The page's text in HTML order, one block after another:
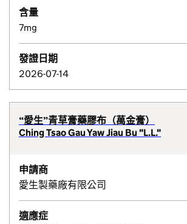
含量
7mg
發證日期
2026-07-14
“愛生”青草膏藥膠布（萬金膏）
Ching Tsao Gau Yaw Jiau Bu "L.L."
申請商
愛生製藥廠有限公司
適應症